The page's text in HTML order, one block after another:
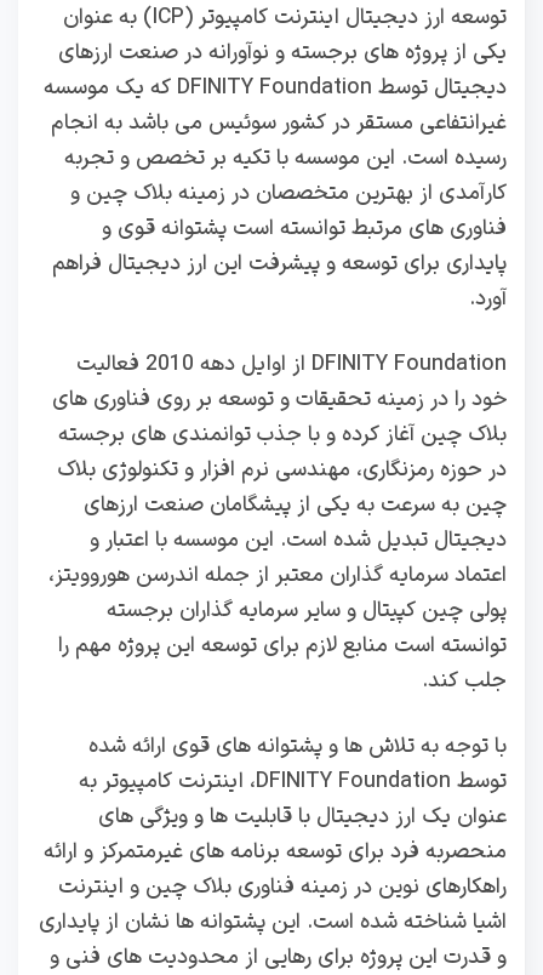
توسعه ارز دیجیتال اینترنت کامپیوتر (ICP) به عنوان
یکی از پروژه‌ های برجسته و نوآورانه در صنعت ارزهای
دیجیتال توسط DFINITY Foundation که یک موسسه
غیرانتفاعی مستقر در کشور سوئیس می باشد به انجام
رسیده است. این موسسه با تکیه بر تخصص و تجربه‌
کارآمدی از بهترین متخصصان در زمینه بلاک‌ چین و
فناوری‌ های مرتبط توانسته است پشتوانه‌ قوی و
پایداری برای توسعه و پیشرفت این ارز دیجیتال فراهم
آورد.
DFINITY Foundation از اوایل دهه 2010 فعالیت
خود را در زمینه تحقیقات و توسعه بر روی فناوری‌ های
بلاک‌ چین آغاز کرده و با جذب توانمندی‌ های برجسته
در حوزه رمزنگاری، مهندسی نرم‌ افزار و تکنولوژی بلاک‌
چین به سرعت به یکی از پیشگامان صنعت ارزهای
دیجیتال تبدیل شده است. این موسسه با اعتبار و
اعتماد سرمایه‌ گذاران معتبر از جمله اندرسن هوروویتز،
پولی چین کپیتال و سایر سرمایه‌ گذاران برجسته
توانسته است منابع لازم برای توسعه این پروژه مهم را
جلب کند.
با توجه به تلاش‌ ها و پشتوانه‌ های قوی ارائه شده
توسط DFINITY Foundation، اینترنت کامپیوتر به
عنوان یک ارز دیجیتال با قابلیت‌ ها و ویژگی‌ های
منحصربه‌ فرد برای توسعه برنامه‌ های غیرمتمرکز و ارائه
راهکارهای نوین در زمینه فناوری بلاک‌ چین و اینترنت
اشیا شناخته شده است. این پشتوانه‌ ها نشان از پایداری
و قدرت این پروژه برای رهایی از محدودیت‌ های فنی و